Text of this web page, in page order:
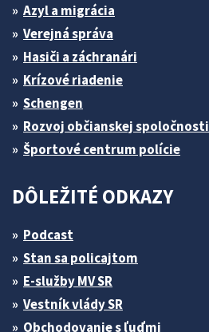
Azyl a migrácia
Verejná správa
Hasiči a záchranári
Krízové riadenie
Schengen
Rozvoj občianskej spoločnosti
Športové centrum polície
DÔLEŽITÉ ODKAZY
Podcast
Stan sa policajtom
E-služby MV SR
Vestník vlády SR
Obchodovanie s ľuďmi